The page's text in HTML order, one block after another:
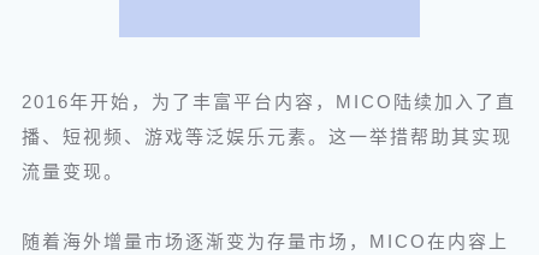
2016年开始，为了丰富平台内容，MICO陆续加入了直
播、短视频、游戏等泛娱乐元素。这一举措帮助其实现
流量变现。
随着海外增量市场逐渐变为存量市场，MICO在内容上